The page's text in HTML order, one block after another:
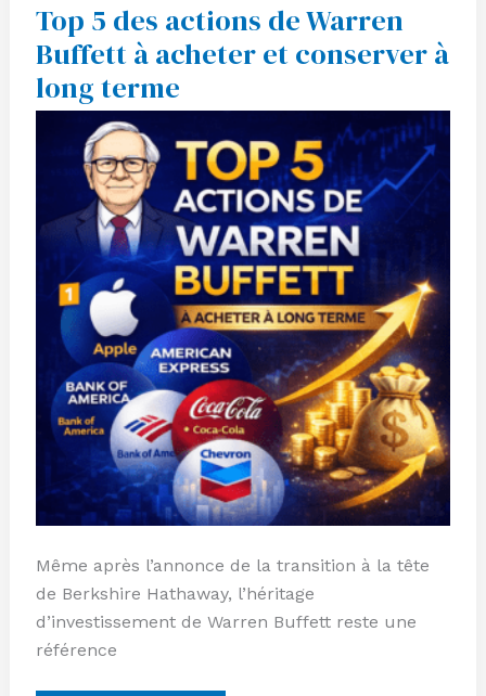
Top 5 des actions de Warren
Buffett à acheter et conserver à
long terme
Même après l’annonce de la transition à la tête
de Berkshire Hathaway, l’héritage
d’investissement de Warren Buffett reste une
référence
Top
5
des
actions
de
Warren
Buffett
acheter
et
conserver
à
long
terme